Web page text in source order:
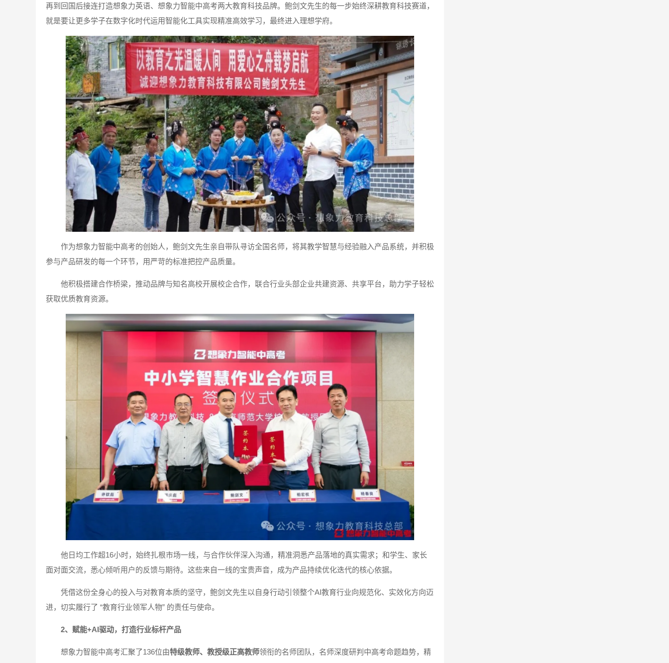
再到回国后接连打造想象力英语、想象力智能中高考两大教育科技品牌。鲍剑文先生的每一步始终深耕教育科技赛道，
就是要让更多学子在数字化时代运用智能化工具实现精准高效学习，最终进入理想学府。
作为想象力智能中高考的创始人，鲍剑文先生亲自带队寻访全国名师，将其教学智慧与经验融入产品系统，并积极
参与产品研发的每一个环节，用严苛的标准把控产品质量。
他积极搭建合作桥梁，推动品牌与知名高校开展校企合作，联合行业头部企业共建资源、共享平台，助力学子轻松
获取优质教育资源。
他日均工作超16小时，始终扎根市场一线，与合作伙伴深入沟通，精准洞悉产品落地的真实需求；和学生、家长
面对面交流，悉心倾听用户的反馈与期待。这些来自一线的宝贵声音，成为产品持续优化迭代的核心依据。
凭借这份全身心的投入与对教育本质的坚守，鲍剑文先生以自身行动引领整个AI教育行业向规范化、实效化方向迈
进，切实履行了 “教育行业领军人物” 的责任与使命。
2、赋能+AI驱动，打造行业标杆产品
想象力智能中高考汇聚了136位由特级教师、教授级正高教师领衔的名师团队，名师深度研判中高考命题趋势，精